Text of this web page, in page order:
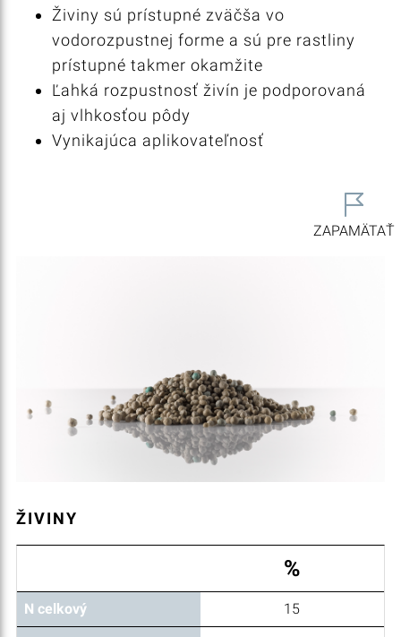
Živiny sú prístupné zväčša vo
vodorozpustnej forme a sú pre rastliny
prístupné takmer okamžite
Ľahká rozpustnosť živín je podporovaná
aj vlhkosťou pôdy
Vynikajúca aplikovateľnosť
ZAPAMÄTAŤ
ŽIVINY
%
N celkový 15